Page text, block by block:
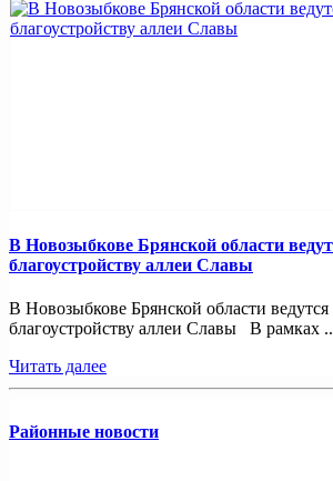
В Новозыбкове Брянской области
благоустройству аллеи Славы
В Новозыбкове Брянской области
благоустройству аллеи Славы В рамках
Читать далее
Районные новости